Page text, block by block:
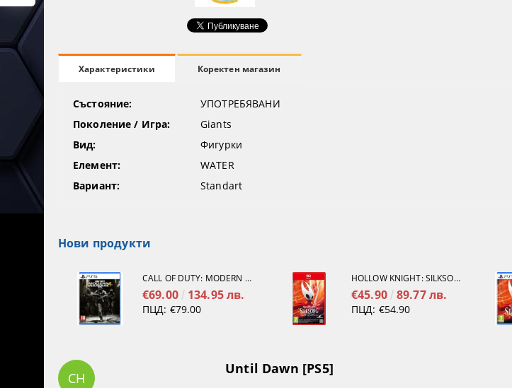
Характеристики Коректен магазин
Състояние:
УПОТРЕБЯВАНИ
Поколение / Игра:
Giants
Вид:
Фигурки
Елемент:
WATER
Вариант:
Standart
Нови продукти
CALL OF DUTY: MODERN WARFARE 4[PS5]
€69.00 134.95 лв.
ПЦД: €79.00
HOLLOW KNIGHT: SILKSONG [NINTENDO SWITCH 2]
€45.90 89.77 лв.
ПЦД: €54.90
СН
Until Dawn [PS5]